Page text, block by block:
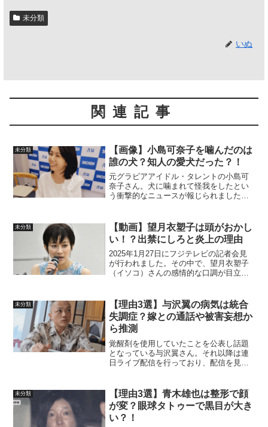
未分類
いぬ
関連記事
未分類
【画像】小島可奈子を噛んだのは
誰の犬？知人の愛犬だった？！
元グラビアアイドル・タレントの小島可
奈子さん。犬に噛まれて怪我をしたとい
う衝撃的なニュースが報じられました。
す。この記事では小島可奈子を噛んだの
は誰の犬？犬種は？小島可...
未分類
【動画】望月衣塑子は頭がおかし
い！？出禁にしろと炎上の理由
2025年1月27日にフジテレビの記者会見
が行われました。その中で、望月衣塑子
（イソコ）さんの感情的な口調が目立ち
由や視聴者の声をまとめていきます。フ
ジテレビの記者会見...
未分類
【理由3選】与沢翼の病気は統合
失調症？嫁との通話や被害妄想か
ら推測
覚醒剤を使用していたことを公表し話題
となっている与沢翼さん。それ以降は連
日ライブ配信を行っており、配信を見て
多く集まっています。この記事では与沢
翼さんが統合失調症と言われ...
未分類
【理由3選】青木雄也は整形で顔
が変？眼球タトゥーで黒目が大き
い？！